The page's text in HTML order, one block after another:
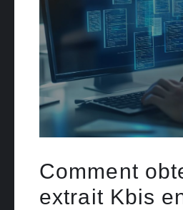
Comment
extrait Kbis